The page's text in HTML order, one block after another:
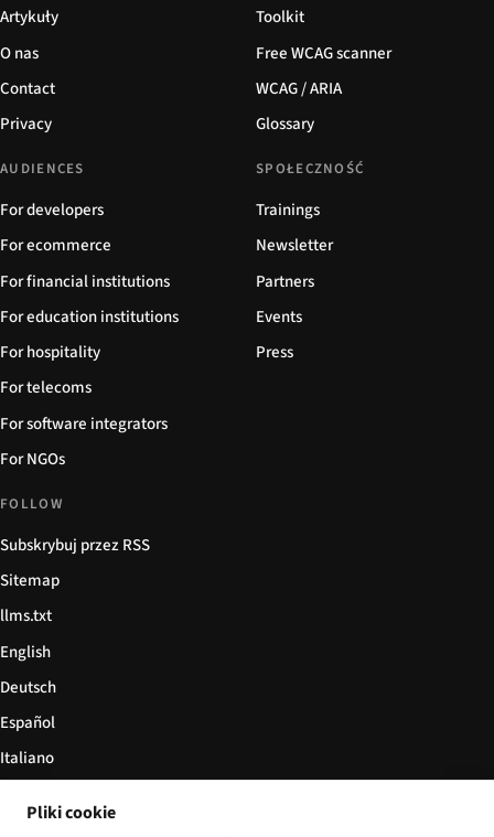
Artykuły
O nas
Contact
Privacy
Toolkit
Free WCAG scanner
WCAG / ARIA
Glossary
AUDIENCES
For developers
For ecommerce
For financial institutions
For education institutions
For hospitality
For telecoms
For software integrators
For NGOs
SPOŁECZNOŚĆ
Trainings
Newsletter
Partners
Events
Press
FOLLOW
Subskrybuj przez RSS
Sitemap
llms.txt
English
Deutsch
Español
Italiano
Pliki cookie